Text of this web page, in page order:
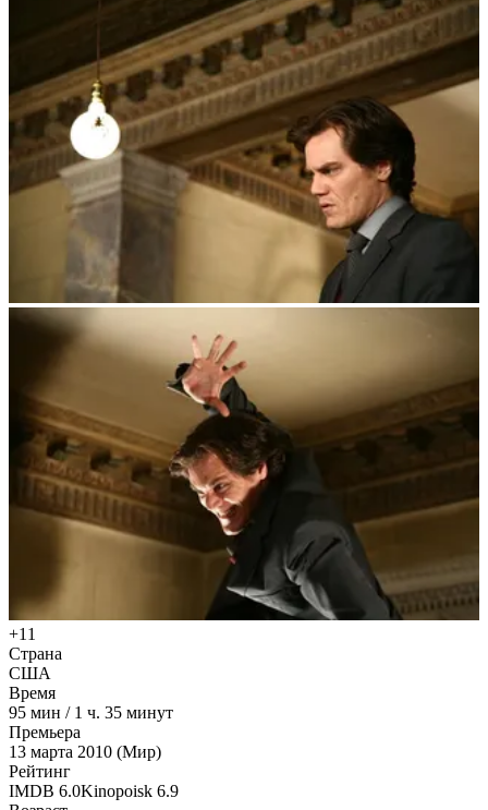
+11
Страна
США
Время
95 мин / 1 ч. 35 минут
Премьера
13 марта 2010 (Мир)
Рейтинг
IMDB 6.0Kinopoisk 6.9